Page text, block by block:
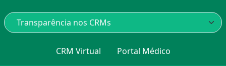
CRM Virtual Portal Médico